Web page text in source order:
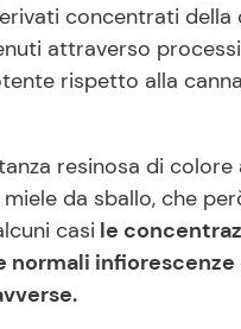
concentrati della
attraverso
rispetto alla
resinosa di colore
da sballo, che
casi le
normali infiorescenze